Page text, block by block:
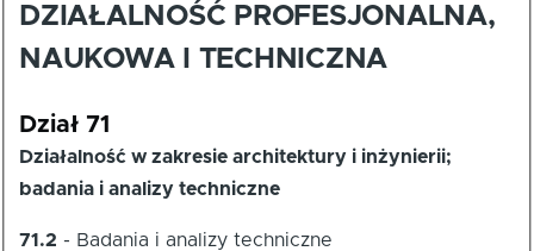
DZIAŁALNOŚĆ PROFESJONALNA,
NAUKOWA I TECHNICZNA
Dział 71
Działalność w zakresie architektury i inżynierii;
badania i analizy techniczne
71.2 - Badania i analizy techniczne